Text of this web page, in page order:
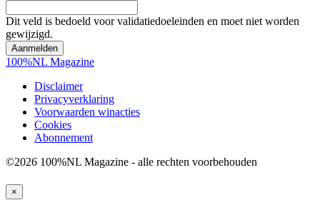
Dit veld is bedoeld voor validatiedoeleinden en moet niet worden
gewijzigd.
100%NL Magazine
Disclaimer
Privacyverklaring
Voorwaarden winacties
Cookies
Abonnement
©2026 100%NL Magazine - alle rechten voorbehouden
×